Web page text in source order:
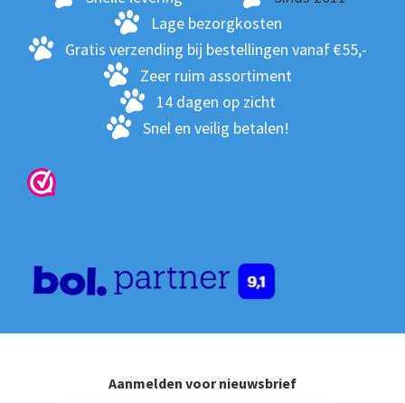
Lage bezorgkosten
Gratis verzending bij bestellingen vanaf €55,-
Zeer ruim assortiment
14 dagen op zicht
Snel en veilig betalen!
Aanmelden voor nieuwsbrief